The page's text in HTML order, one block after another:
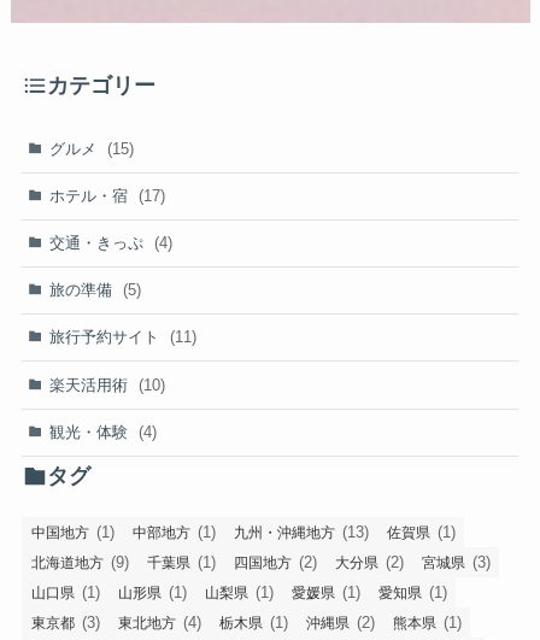
カテゴリー
グルメ (15)
ホテル・宿 (17)
交通・きっぷ (4)
旅の準備 (5)
旅行予約サイト (11)
楽天活用術 (10)
観光・体験 (4)
タグ
中国地方 (1) 中部地方 (1) 九州・沖縄地方 (13) 佐賀県 (1)
北海道地方 (9) 千葉県 (1) 四国地方 (2) 大分県 (2) 宮城県 (3)
山口県 (1) 山形県 (1) 山梨県 (1) 愛媛県 (1) 愛知県 (1)
東京都 (3) 東北地方 (4) 栃木県 (1) 沖縄県 (2) 熊本県 (1)